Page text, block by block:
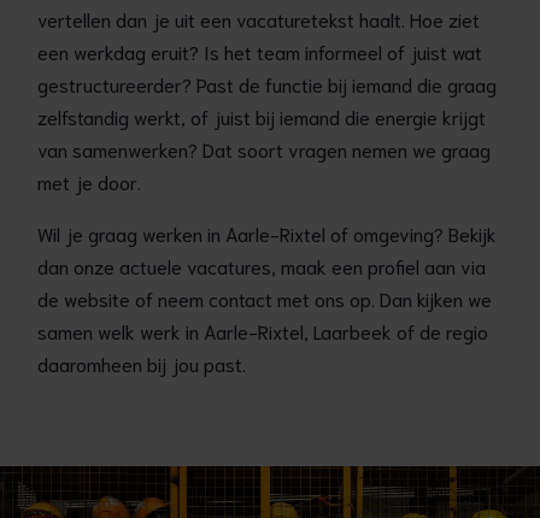
vertellen dan je uit een vacaturetekst haalt. Hoe ziet
een werkdag eruit? Is het team informeel of juist wat
gestructureerder? Past de functie bij iemand die graag
zelfstandig werkt, of juist bij iemand die energie krijgt
van samenwerken? Dat soort vragen nemen we graag
met je door.
Wil je graag werken in Aarle-Rixtel of omgeving? Bekijk
dan onze actuele vacatures, maak een profiel aan via
de website of neem contact met ons op. Dan kijken we
samen welk werk in Aarle-Rixtel, Laarbeek of de regio
daaromheen bij jou past.